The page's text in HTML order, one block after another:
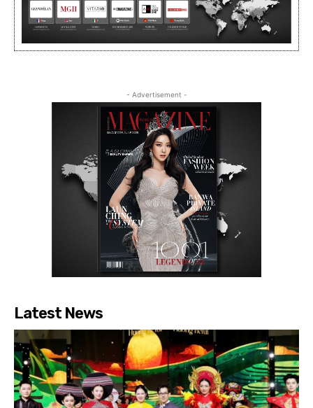
- Advertisement -
Latest News